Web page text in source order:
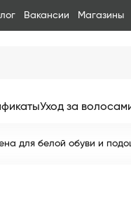
Вакансии Магазины
Уход за
для белой обуви и